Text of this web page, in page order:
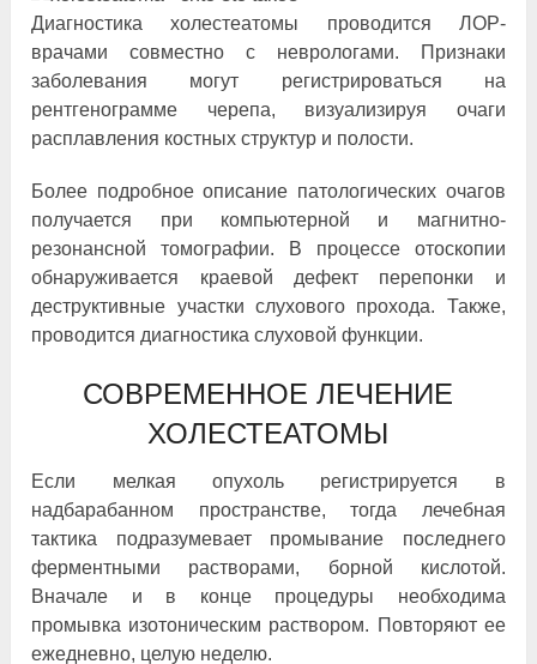
Диагностика холестеатомы проводится ЛОР-
врачами совместно с неврологами. Признаки
заболевания могут регистрироваться на
рентгенограмме черепа, визуализируя очаги
расплавления костных структур и полости.
Более подробное описание патологических очагов
получается при компьютерной и магнитно-
резонансной томографии. В процессе отоскопии
обнаруживается краевой дефект перепонки и
деструктивные участки слухового прохода. Также,
проводится диагностика слуховой функции.
СОВРЕМЕННОЕ ЛЕЧЕНИЕ
ХОЛЕСТЕАТОМЫ
Если мелкая опухоль регистрируется в
надбарабанном пространстве, тогда лечебная
тактика подразумевает промывание последнего
ферментными растворами, борной кислотой.
Вначале и в конце процедуры необходима
промывка изотоническим раствором. Повторяют ее
ежедневно, целую неделю.